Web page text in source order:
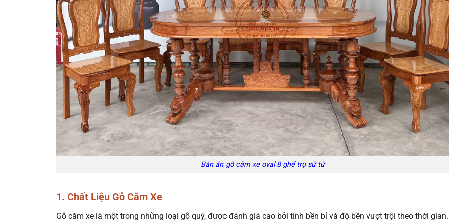
Bàn ăn gỗ căm xe oval 8 ghế trụ sử tử
1. Chất Liệu Gỗ Căm Xe
Gỗ căm xe là một trong những loại gỗ quý, được đánh giá cao bởi tính bền bỉ và độ bền vượt trội theo thời